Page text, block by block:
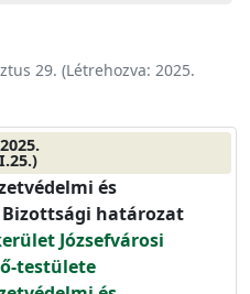
29. (Létrehozva: 2025.
és
határozat
Józsefvárosi
testülete